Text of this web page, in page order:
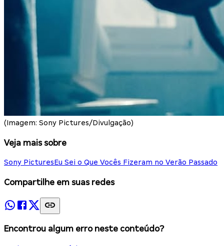
(Imagem: Sony Pictures/Divulgação)
Veja mais sobre
Sony PicturesEu Sei o Que Vocês Fizeram no Verão Passado
Compartilhe em suas redes
Encontrou algum erro neste conteúdo?